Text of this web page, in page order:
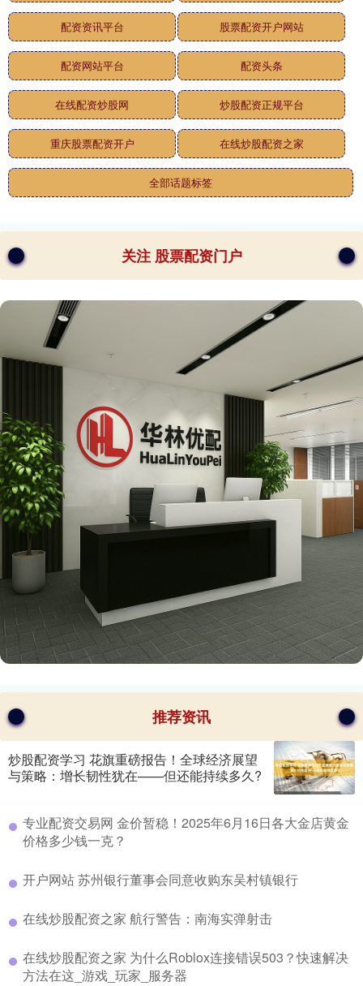
配资资讯平台 股票配资开户网站
配资网站平台 配资头条
在线配资炒股网 炒股配资正规平台
重庆股票配资开户 在线炒股配资之家
全部话题标签
关注 股票配资门户
推荐资讯
炒股配资学习 花旗重磅报告！全球经济展望
与策略：增长韧性犹在——但还能持续多久?
​专业配资交易网 金价暂稳！2025年6月16日各大金店黄金
价格多少钱一克？
​开户网站 苏州银行董事会同意收购东吴村镇银行
​在线炒股配资之家 航行警告：南海实弹射击
​在线炒股配资之家 为什么Roblox连接错误503？快速解决
方法在这_游戏_玩家_服务器